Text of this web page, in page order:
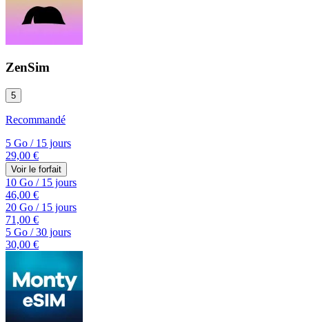
ZenSim
5
Recommandé
5 Go /15 jours
29,00 €
Voir le forfait
10 Go /15 jours
46,00 €
20 Go /15 jours
71,00 €
5 Go /30 jours
30,00 €